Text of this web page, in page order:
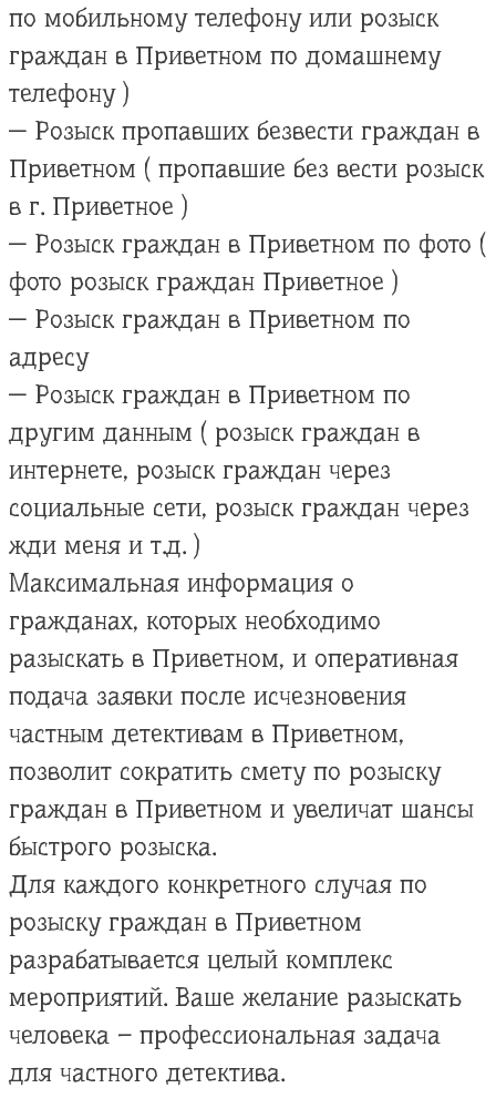
по мобильному телефону или розыск
граждан в Приветном по домашнему
телефону )
— Розыск пропавших безвести граждан в
Приветном ( пропавшие без вести розыск
в г. Приветное )
— Розыск граждан в Приветном по фото (
фото розыск граждан Приветное )
— Розыск граждан в Приветном по
адресу
— Розыск граждан в Приветном по
другим данным ( розыск граждан в
интернете, розыск граждан через
социальные сети, розыск граждан через
жди меня и т.д. )
Максимальная информация о
гражданах, которых необходимо
разыскать в Приветном, и оперативная
подача заявки после исчезновения
частным детективам в Приветном,
позволит сократить смету по розыску
граждан в Приветном и увеличат шансы
быстрого розыска.
Для каждого конкретного случая по
розыску граждан в Приветном
разрабатывается целый комплекс
мероприятий. Ваше желание разыскать
человека – профессиональная задача
для частного детектива.